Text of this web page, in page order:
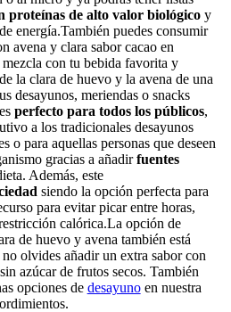
proteínas de alto valor biológicoy
energía.También puedes consumir
avena y clara sabor cacao en
con tu bebida favorita y
la clara de huevo y la avena de una
desayunos, meriendas o snacks
perfecto para todos los públicos,
a los tradicionales desayunos
o para aquellas personas que deseen
gracias a añadirfuentes
Además, este
siendo la opción perfecta para
para evitar picar entre horas,
calórica.La opción de
de huevo y avena también está
olvides añadir un extra sabor con
azúcar de frutos secos. También
opciones de desayunoen nuestra